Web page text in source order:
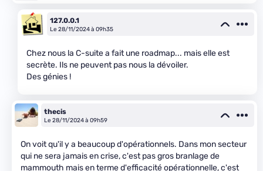
127.0.0.1
Le 28/11/2024 à 09h35
Chez nous la C-suite a fait une roadmap... mais elle est
secrète. Ils ne peuvent pas nous la dévoiler.
Des génies !
thecis
Le 28/11/2024 à 09h59
On voit qu'il y a beaucoup d'opérationnels. Dans mon secteur
qui ne sera jamais en crise, c'est pas gros branlage de
mammouth mais en terme d'efficacité opérationnelle, c'est